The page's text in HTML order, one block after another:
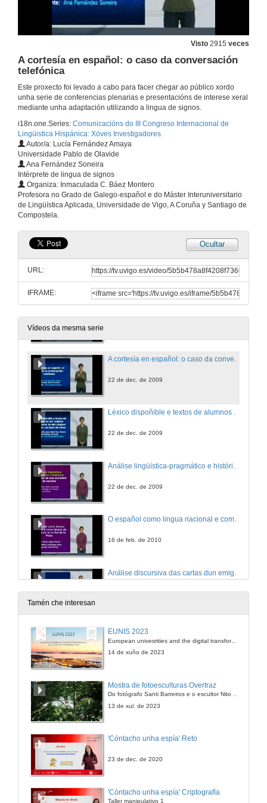
Visto 2915 veces
A cortesía en español: o caso da conversación
telefónica
Este proxecto foi levado a cabo para facer chegar ao público xordo
unha serie de conferencias plenarias e presentacións de interese xeral
mediante unha adaptación utilizando a lingua de signos.
i18n.one.Series: Comunicacións do III Congreso Internacional de
Lingüistica Hispánica: Xóves Investigadores.
Autor/a: Lucía Fernández Amaya
Universidade Pablo de Olavide
Ana Fernández Soneira
Intérprete de lingua de signos
Organiza: Inmaculada C. Báez Montero
Profesora no Grado de Galego-español e do Máster Interuniversitario
de Lingüística Aplicada, Universidade de Vigo, A Coruña y Santiago de
Compostela.
Ocultar
URL:
IFRAME:
Vídeos da mesma serie
17 de dec. de 2009
Estructura argumental e rede de construcións na codificación de relacións parte/todo: a construción SUJ-PRD-CDIRtodo-CPREP (EN)parte
30 de xul. de 2009
O caso dos verbos ergativos
18 de feb. de 2010
A lexicalización e rendibilidade dos nomes de marca como bases léxicas
Aspectos económicos e redundantes na oración española
11 de xuño de 2009
En procura dunha tradución a copla flamenca como tesouro da fala popular: identidades e paralelismos co italiano
22 de dec. de 2009
Léxico dispoñible e textos de alumnos de ELE: análise comparativa de dúas córpora mediante unha base de datos
22 de dec. de 2009
22 de dec. de 2009
O español como lingua nacional e como lingua de ensino El Río de La Plata
16 de feb. de 2010
21 de dec. de 2009
Tamén che interesan
EUNIS 2023
European univesrities and the digital transformation: challenges and opportunities ahead
14 de xuño de 2023
Mostra de fotoesculturas Overtraz
Do fotógrafo Santi Barreiros e o escultor Nito Contreras.
13 de xul. de 2023
'Cóntacho unha espía' Reto
23 de dec. de 2020
'Cóntacho unha espía' Criptografía
Taller manipulativo 1